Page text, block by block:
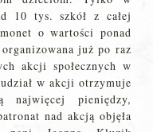
10 tys. szkół z całej
o wartości ponad
już po raz
akcji społecznych w
w akcji otrzymuje
pieniędzy,
nad akcją objęła